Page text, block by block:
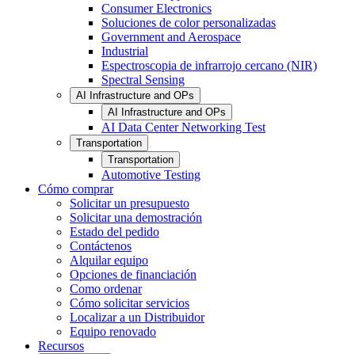
Consumer Electronics
Soluciones de color personalizadas
Government and Aerospace
Industrial
Espectroscopia de infrarrojo cercano (NIR)
Spectral Sensing
AI Infrastructure and OPs
AI Infrastructure and OPs
AI Data Center Networking Test
Transportation
Transportation
Automotive Testing
Cómo comprar
Solicitar un presupuesto
Solicitar una demostración
Estado del pedido
Contáctenos
Alquilar equipo
Opciones de financiación
Como ordenar
Cómo solicitar servicios
Localizar a un Distribuidor
Equipo renovado
Recursos